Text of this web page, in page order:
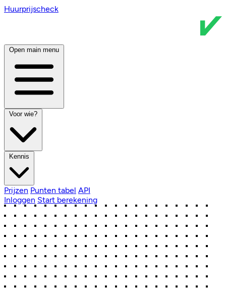
Huurprijscheck
Open main menu
Voor wie?
Kennis
Prijzen Punten tabel API
Inloggen Start berekening